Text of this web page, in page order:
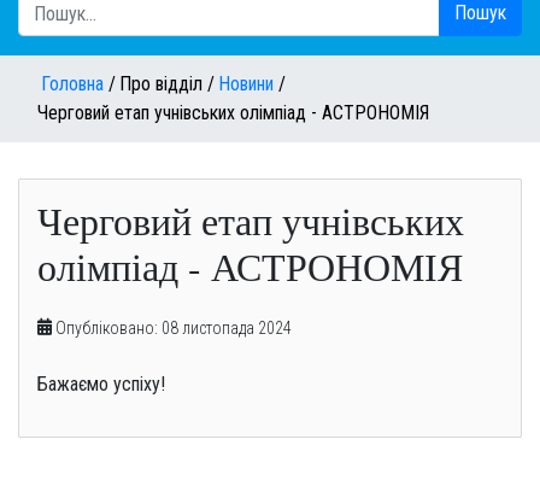
Пошук
Головна Про відділ
Новини
Черговий етап учнівських олімпіад - АСТРОНОМІЯ
Черговий етап учнівських
олімпіад - АСТРОНОМІЯ
Опубліковано: 08 листопада 2024
Бажаємо успіху!